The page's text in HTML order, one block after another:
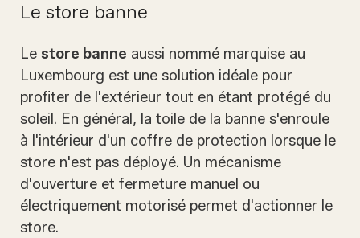
Le store banne
Le store banne aussi nommé marquise au
Luxembourg est une solution idéale pour
profiter de l'extérieur tout en étant protégé du
soleil. En général, la toile de la banne s'enroule
à l'intérieur d'un coffre de protection lorsque le
store n'est pas déployé. Un mécanisme
d'ouverture et fermeture manuel ou
électriquement motorisé permet d'actionner le
store.